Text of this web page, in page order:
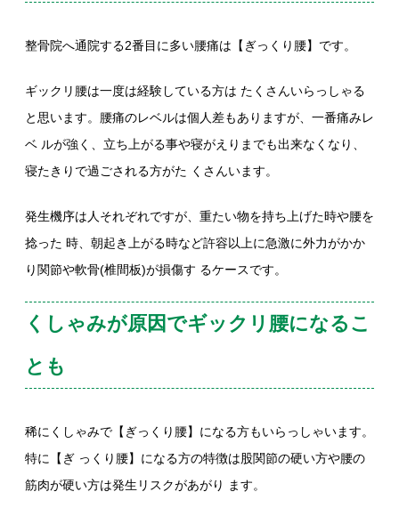
整骨院へ通院する2番目に多い腰痛は【ぎっくり腰】です。
ギックリ腰は一度は経験している方は たくさんいらっしゃる
と思います。腰痛のレベルは個人差もありますが、一番痛みレ
ベ ルが強く、立ち上がる事や寝がえりまでも出来なくなり、
寝たきりで過ごされる方がた くさんいます。
発生機序は人それぞれですが、重たい物を持ち上げた時や腰を
捻った 時、朝起き上がる時など許容以上に急激に外力がかか
り関節や軟骨(椎間板)が損傷す るケースです。
くしゃみが原因でギックリ腰になるこ
とも
稀にくしゃみで【ぎっくり腰】になる方もいらっしゃいます。
特に【ぎ っくり腰】になる方の特徴は股関節の硬い方や腰の
筋肉が硬い方は発生リスクがあがり ます。